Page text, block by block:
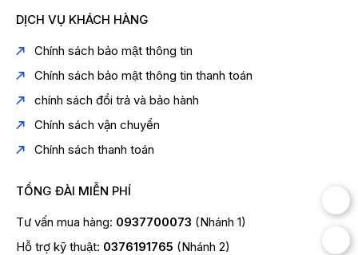
DỊCH VỤ KHÁCH HÀNG
Chính sách bảo mật thông tin
Chính sách bảo mật thông tin thanh toán
chính sách đổi trả và bảo hành
Chính sách vận chuyển
Chính sách thanh toán
TỔNG ĐÀI MIỄN PHÍ
Tư vấn mua hàng: 0937700073 (Nhánh 1)
Hỗ trợ kỹ thuật: 0376191765 (Nhánh 2)